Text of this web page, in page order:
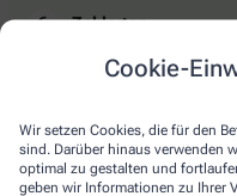
Cookie-
Wir setzen Cookies, die für den
sind. Darüber hinaus verwenden
optimal zu gestalten und
geben wir Informationen zu Ihrer
Zahlarten
Bar oder mit einer anderen
Lieferarten